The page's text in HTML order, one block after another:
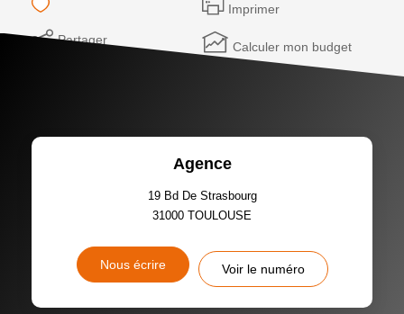
Imprimer
Partager Calculer mon budget
Agence
19 Bd De Strasbourg
31000 TOULOUSE
Nous écrire Voir le numéro